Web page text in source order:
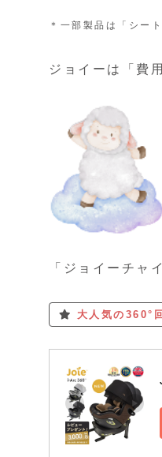
＊一部製品は「シー
ジョイーは「費
「ジョイーチャ
大人気の360°